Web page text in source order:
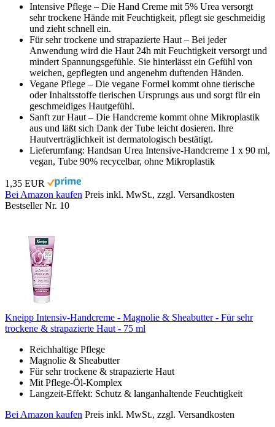
Intensive Pflege – Die Hand Creme mit 5% Urea versorgt
sehr trockene Hände mit Feuchtigkeit, pflegt sie geschmeidig
und zieht schnell ein.
Für sehr trockene und strapazierte Haut – Bei jeder
Anwendung wird die Haut 24h mit Feuchtigkeit versorgt und
mindert Spannungsgefühle. Sie hinterlässt ein Gefühl von
weichen, gepflegten und angenehm duftenden Händen.
Vegane Pflege – Die vegane Formel kommt ohne tierische
oder Inhaltsstoffe tierischen Ursprungs aus und sorgt für ein
geschmeidiges Hautgefühl.
Sanft zur Haut – Die Handcreme kommt ohne Mikroplastik
aus und läßt sich Dank der Tube leicht dosieren. Ihre
Hautverträglichkeit ist dermatologisch bestätigt.
Lieferumfang: Handsan Urea Intensive-Handcreme 1 x 90 ml,
vegan, Tube 90% recycelbar, ohne Mikroplastik
1,35 EUR
Bei Amazon kaufen Preis inkl. MwSt., zzgl. Versandkosten
Bestseller Nr. 10
Kneipp Intensiv-Handcreme - Magnolie & Sheabutter - Für sehr
trockene & strapazierte Haut - 75 ml
Reichhaltige Pflege
Magnolie & Sheabutter
Für sehr trockene & strapazierte Haut
Mit Pflege-Öl-Komplex
Langzeit-Effekt: Schutz & langanhaltende Feuchtigkeit
Bei Amazon kaufen Preis inkl. MwSt., zzgl. Versandkosten